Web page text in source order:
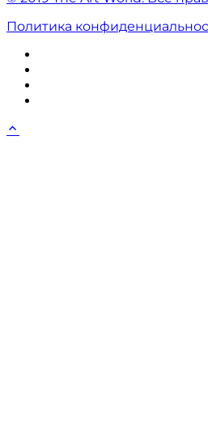
Политика